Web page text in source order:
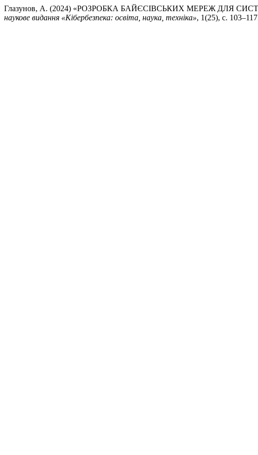
Глазунов, А. (2024) «РОЗРОБКА БАЙЄСІВСЬКИХ МЕРЕЖ ДЛЯ
наукове видання «Кібербезпека: освіта, наука, техніка», 1(25), с.